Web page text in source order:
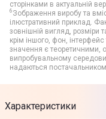
сторінками в актуальній
6 Зображення виробу та
ілюстративний приклад.
зовнішній вигляд, розміри
крім іншого, фон,
значення є теоретичними,
випробувальному
надаються
Характеристики